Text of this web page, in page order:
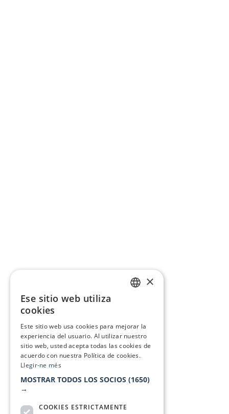
×
Ese sitio web utiliza
cookies
Este sitio web usa cookies para mejorar la
experiencia del usuario. Al utilizar nuestro
sitio web, usted acepta todas las cookies de
acuerdo con nuestra Política de cookies.
Llegir-ne més
MOSTRAR TODOS LOS SOCIOS (1650)
→
COOKIES ESTRICTAMENTE